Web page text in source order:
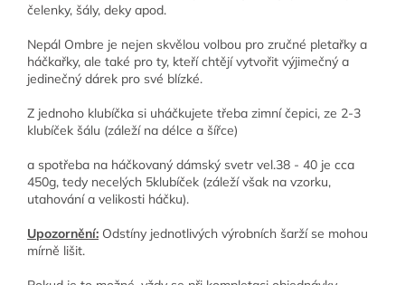
čelenky, šály, deky apod.
Nepál Ombre je nejen skvělou volbou pro zručné pletařky a
háčkařky, ale také pro ty, kteří chtějí vytvořit výjimečný a
jedinečný dárek pro své blízké.
Z jednoho klubíčka si uháčkujete třeba zimní čepici, ze 2-3
klubíček šálu (záleží na délce a šířce)
a spotřeba na háčkovaný dámský svetr vel.38 - 40 je cca
450g, tedy necelých 5klubíček (záleží však na vzorku,
utahování a velikosti háčku).
Upozornění: Odstíny jednotlivých výrobních šarží se mohou
mírně lišit.